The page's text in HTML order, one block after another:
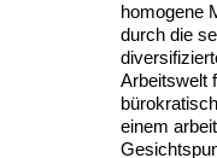
homogene
durch die
Arbeitswelt
einem